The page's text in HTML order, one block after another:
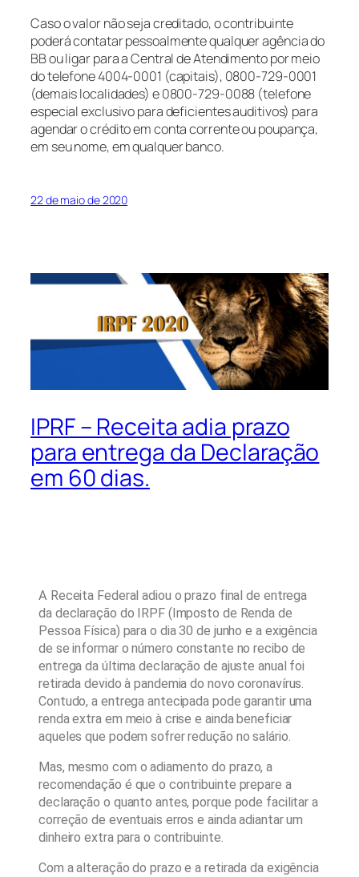
Caso o valor não seja creditado, o contribuinte
poderá contatar pessoalmente qualquer agência do
BB ou ligar para a Central de Atendimento por meio
do telefone 4004-0001 (capitais), 0800-729-0001
(demais localidades) e 0800-729-0088 (telefone
especial exclusivo para deficientes auditivos) para
agendar o crédito em conta corrente ou poupança,
em seu nome, em qualquer banco.
22 de maio de 2020
IPRF – Receita adia prazo
para entrega da Declaração
em 60 dias.
A Receita Federal adiou o prazo final de entrega
da declaração do IRPF (Imposto de Renda de
Pessoa Física) para o dia 30 de junho e a exigência
de se informar o número constante no recibo de
entrega da última declaração de ajuste anual foi
retirada devido à pandemia do novo coronavírus.
Contudo, a entrega antecipada pode garantir uma
renda extra em meio à crise e ainda beneficiar
aqueles que podem sofrer redução no salário.
Mas, mesmo com o adiamento do prazo, a
recomendação é que o contribuinte prepare a
declaração o quanto antes, porque pode facilitar a
correção de eventuais erros e ainda adiantar um
dinheiro extra para o contribuinte.
Com a alteração do prazo e a retirada da exigência